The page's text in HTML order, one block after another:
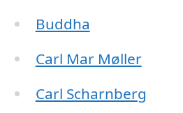
Buddha
Carl Mar Møller
Carl Scharnberg